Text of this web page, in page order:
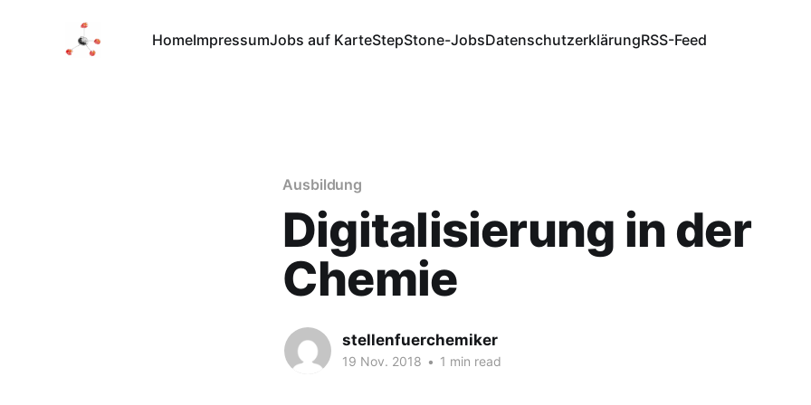
HomeImpressumJobs auf KarteStepStone-JobsDatenschutzerklärungRSS-Feed
Ausbildung
Digitalisierung in der
Chemie
stellenfuerchemiker
19 Nov. 2018 • 1 min read